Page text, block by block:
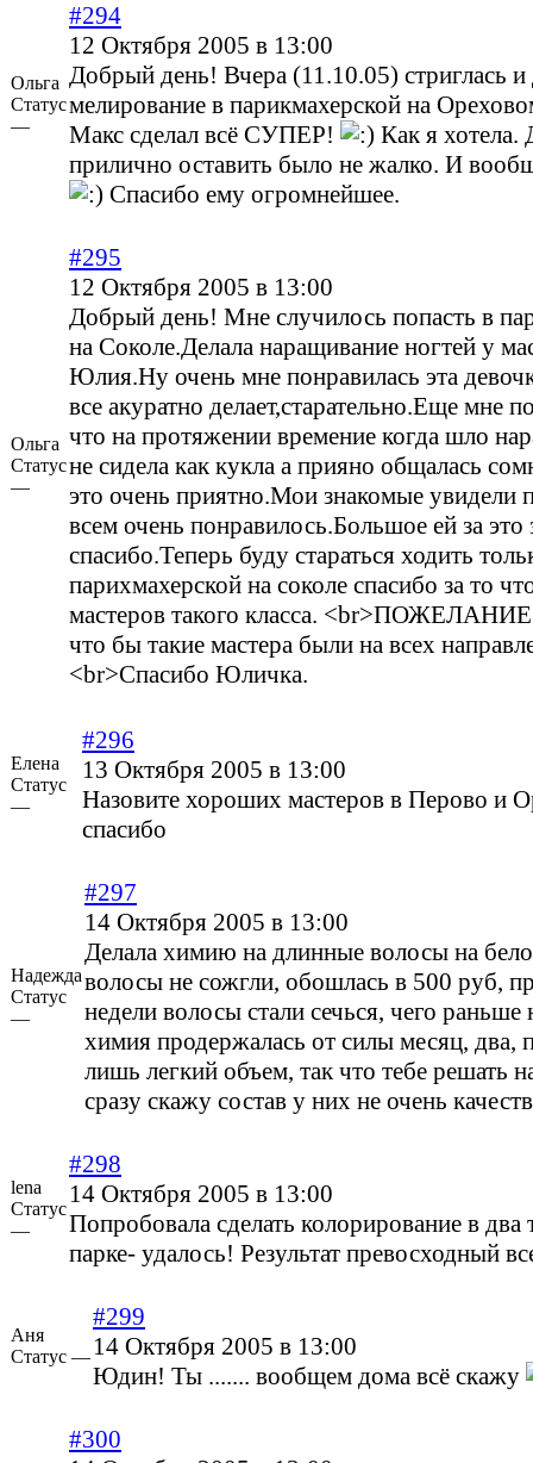
Ольга
Статус
—
#294
12 Октября 2005 в 13:00
Добрый день! Вчера (11.10.05) стриглась и
мелирование в парикмахерской на
Макс сделал всё СУПЕР!
Как я хотела.
прилично оставить было не жалко. И
Спасибо ему огромнейшее.
Ольга
Статус
—
#295
12 Октября 2005 в 13:00
Добрый день! Мне случилось попасть в
на Соколе.Делала наращивание ногтей у
Юлия.Ну очень мне понравилась эта
все акуратно делает,старательно.Еще мне
что на протяжении времение когда шло
не сидела как кукла а прияно общалась
это очень приятно.Мои знакомые увидели
всем очень понравилось.Большое ей за это
спасибо.Теперь буду стараться ходить
парихмахерской на соколе спасибо за то
мастеров такого класса.
что бы такие мастера были на всех
<br>Спасибо Юличка.
Елена
Статус
—
#296
13 Октября 2005 в 13:00
Назовите хороших мастеров в Перово и
спасибо
Надежда
Статус
—
#297
14 Октября 2005 в 13:00
Делала химию на длинные волосы на
волосы не сожгли, обошлась в 500 руб,
недели волосы стали сечься, чего раньше
химия продержалась от силы месяц, два,
лишь легкий объем, так что тебе решать
сразу скажу состав у них не очень
lena
Статус
—
#298
14 Октября 2005 в 13:00
Попробовала сделать колорирование в
парке- удалось! Результат превосходный
Аня
Статус —
#299
14 Октября 2005 в 13:00
Юдин! Ты ....... вообщем дома всё скажу
#300